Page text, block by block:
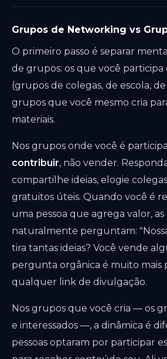
Grupos de Networking vs
O primeiro passo é separar
de grupos: os que você participa
(grupos de colegas, de escola,
grupos que você mesmo cria
materiais.
Nos grupos onde você é
contribuir, não vender.
compartilhe ideias, elogie
gratuitos úteis. Quando você é
uma pessoa que agrega valor, as
naturalmente perguntam:
tira tantas ideias? Você vende
pergunta orgânica é muito mais
qualquer link de divulgação.
Nos grupos que você cria — os
e interessados —, a dinâmica é
pessoas optaram por participar